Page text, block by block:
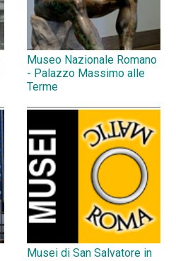
Museo Nazionale Romano
- Palazzo Massimo alle
Terme
Musei di San Salvatore in